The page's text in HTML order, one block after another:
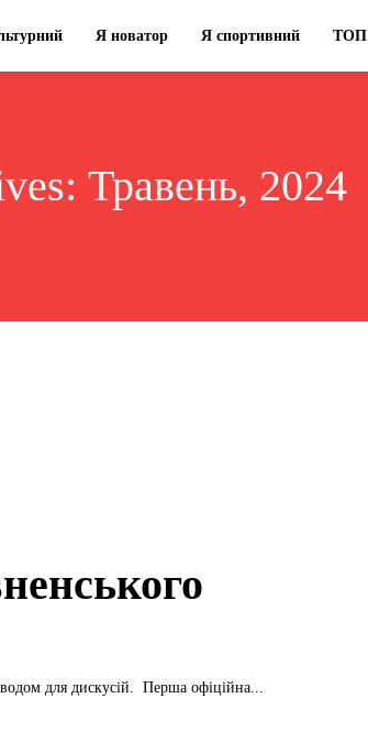
Я новатор Я спортивний ТОП
Травень, 2024
Дата заснування Рівненської пивоварні є приводом для дискусій. Перша офіційна...